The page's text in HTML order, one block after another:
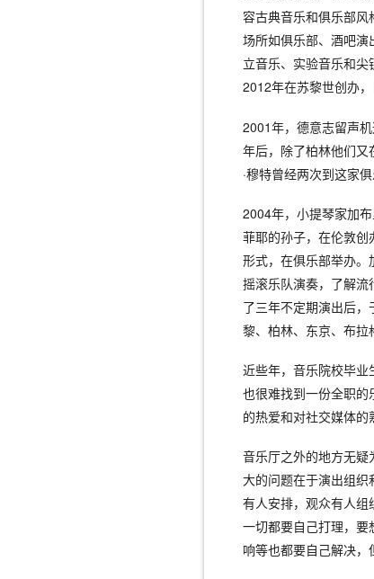
容古典音乐和俱乐部风
场所如俱乐部、酒吧
立音乐、实验音乐和
2012年在苏黎世创办
2001年，德意志留声
年后，除了柏林他们
·穆特曾经两次到这家
2004年，小提琴家加
菲耶的孙子，在伦敦创
形式，在俱乐部举办
摇滚乐队演奏，了解
了三年不定期演出后
黎、柏林、东京、布拉
近些年，音乐院校毕
也很难找到一份全职
的热爱和对社交媒体的
音乐厅之外的地方无
大的问题在于演出组
有人安排，观众有人组
一切都要自己打理，
响等也都要自己解决，